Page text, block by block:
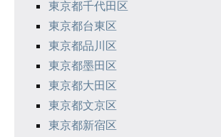
東京都千代田区
東京都台東区
東京都品川区
東京都墨田区
東京都大田区
東京都文京区
東京都新宿区